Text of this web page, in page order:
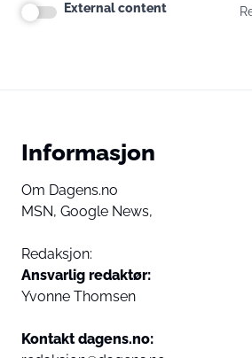
External content
Informasjon
Om Dagens.no
MSN, Google News,
Redaksjon:
Ansvarlig redaktør:
Yvonne Thomsen
Kontakt dagens.no: